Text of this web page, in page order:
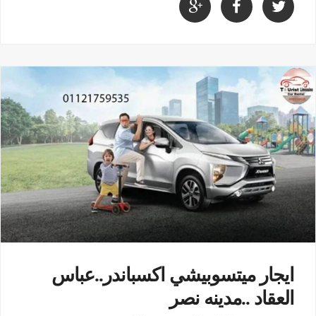
ايجار ميتسوبيشي اكسباندر..عباس
العقاد ..مدينه نصر